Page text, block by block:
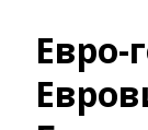
Евро-